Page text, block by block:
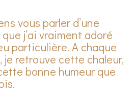
vous parler d’une
j’ai vraiment adoré
particulière. A chaque
je retrouve cette chaleur,
bonne humeur que